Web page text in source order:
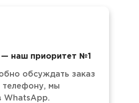
наш приоритет №1
обсуждать заказ
телефону, мы
WhatsApp.